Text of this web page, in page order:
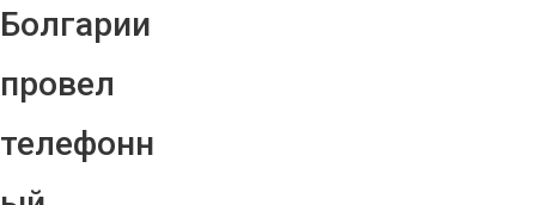
Болгарии
провел
телефонн